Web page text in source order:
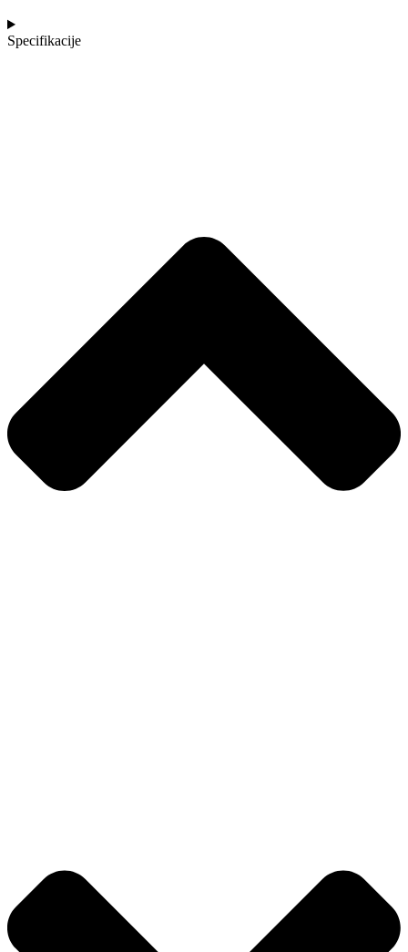
Specifikacije